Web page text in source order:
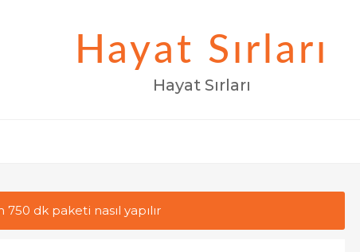
Hayat Sırları
Hayat Sırları
dk paketi nasıl yapılır